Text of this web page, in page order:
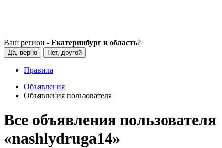
Ваш регион - Екатеринбург и область?
Да, верно Нет, другой
Правила
Объявления
Объявления пользователя
Все объявления пользователя
«nashlydruga14»